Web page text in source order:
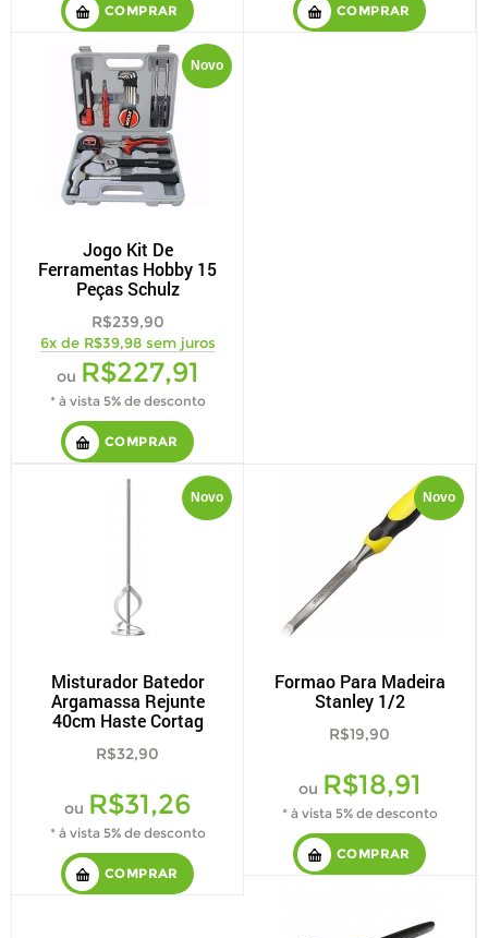
COMPRAR COMPRAR
Novo
Jogo Kit De
Ferramentas Hobby 15
Peças Schulz
R$239,90
6x de R$39,98 sem juros
ou R$227,91
* à vista 5% de desconto
COMPRAR
Novo
Misturador Batedor
Argamassa Rejunte
40cm Haste Cortag
R$32,90
ou R$31,26
* à vista 5% de desconto
COMPRAR
Novo
Formao Para Madeira
Stanley 1/2
R$19,90
ou R$18,91
* à vista 5% de desconto
COMPRAR